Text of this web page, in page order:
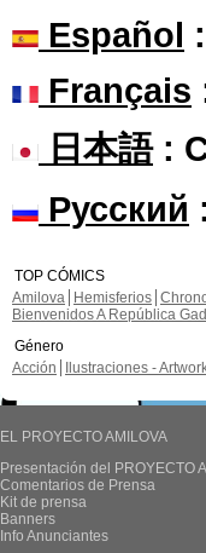
Español
Français
日本語:
Русский
TOP CÓMICS
Amilova
Hemisferios
Bienvenidos A República
Género
Acción
Ilustraciones -
EL PROYECTO AMILOVA
Presentación del PROYECTO
Comentarios de Prensa
Kit de prensa
Banners
Info Anunciantes